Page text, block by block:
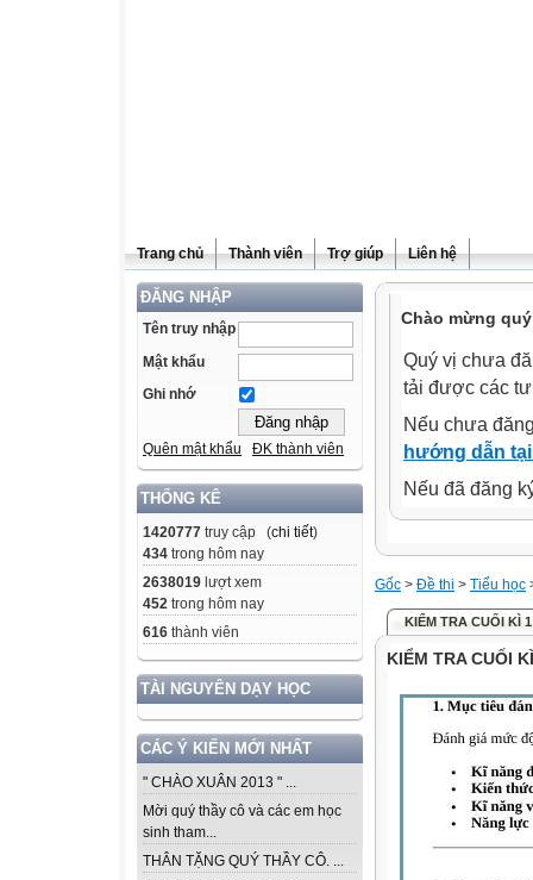
Trang chủ Thành viên Trợ giúp Liên hệ
ĐĂNG NHẬP
Tên truy nhập
Mật khẩu
Ghi nhớ
Quên mật khẩu ĐK thành viên
THỐNG KÊ
1420777 truy cập (chi tiết)
434 trong hôm nay
2638019 lượt xem
452 trong hôm nay
616 thành viên
TÀI NGUYÊN DẠY HỌC
CÁC Ý KIẾN MỚI NHẤT
" CHÀO XUÂN 2013 " ...
Mời quý thầy cô và các em học
sinh tham...
THÂN TẶNG QUÝ THẦY CÔ. ...
Chào mừng
Quý vị chưa
tải được các
Nếu chưa
hướng dẫn
Nếu đã đăng
Gốc > Đề thi > Tiểu học
KIỂM TRA CUỐI KÌ 1
KIỂM TRA CUỐI